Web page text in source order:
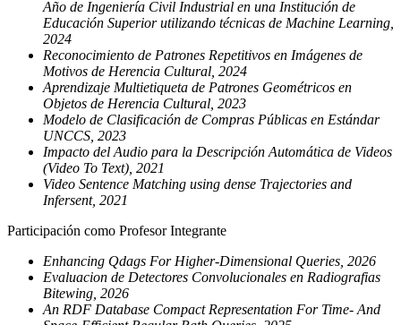
Año de Ingeniería Civil Industrial en una Institución de
Educación Superior utilizando técnicas de Machine Learning,
2024
Reconocimiento de Patrones Repetitivos en Imágenes de
Motivos de Herencia Cultural, 2024
Aprendizaje Multietiqueta de Patrones Geométricos en
Objetos de Herencia Cultural, 2023
Modelo de Clasificación de Compras Públicas en Estándar
UNCCS, 2023
Impacto del Audio para la Descripción Automática de Videos
(Video To Text), 2021
Video Sentence Matching using dense Trajectories and
Infersent, 2021
Participación como Profesor Integrante
Enhancing Qdags For Higher-Dimensional Queries, 2026
Evaluacion de Detectores Convolucionales en Radiografias
Bitewing, 2026
An RDF Database Compact Representation For Time- And